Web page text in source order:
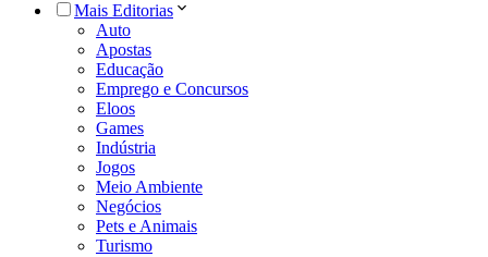
Mais Editorias
Auto
Apostas
Educação
Emprego e Concursos
Eloos
Games
Indústria
Jogos
Meio Ambiente
Negócios
Pets e Animais
Turismo